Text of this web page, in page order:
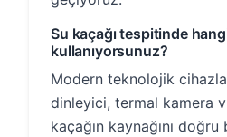
Su kaçağı tespitinde
kullanıyorsunuz?
Modern teknolojik
dinleyici, termal kamera
kaçağın kaynağını doğru